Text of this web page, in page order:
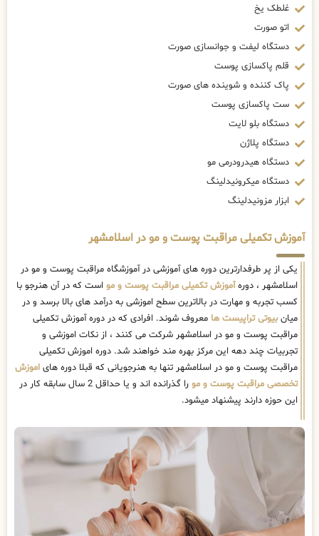
غلطک یخ
اتو صورت
دستگاه لیفت و جوانسازی صورت
قلم پاکسازی پوست
پاک کننده و شوینده های صورت
ست پاکسازی پوست
دستگاه بلو لایت
دستگاه پلاژن
دستگاه هیدرودرمی مو
دستگاه میکرونیدلینگ
ابزار مزونیدلینگ
آموزش تکمیلی مراقبت پوست و مو در اسلامشهر
یکی از پر طرفدارترین دوره های آموزشی در آموزشگاه مراقبت پوست و مو در
اسلامشهر ، دورهآموزش تکمیلی مراقبت پوست و مو است که در آن هنرجو با
کسب تجربه و مهارت در بالاترین سطح اموزشی به درآمد های بالا برسد و در
میانبیوتی تراپیست ها معروف شوند. افرادی که در دوره آموزش تکمیلی
مراقبت پوست و مو در اسلامشهر شرکت می کنند ، از نکات اموزشی و
تجربیات چند دهه این مرکز بهره مند خواهند شد. دوره اموزش تکمیلی
مراقبت پوست و مو در اسلامشهر تنها به هنرجویانی که قبلا دوره های اموزش
تخصصی مراقبت پوست و مو
را گذرانده اند و یا حداقل 2 سال سابقه کار در
این حوزه دارند پیشنهاد میشود.